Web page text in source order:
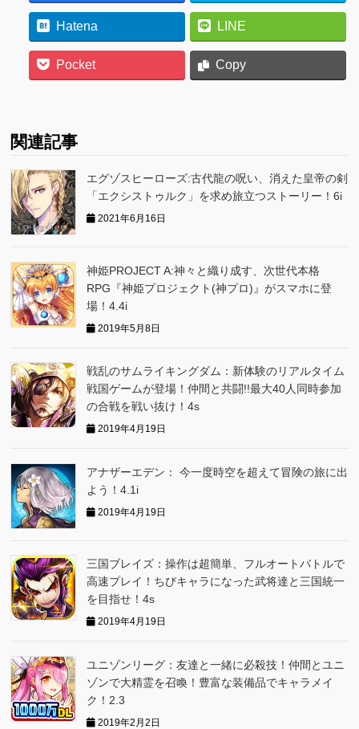
Hatena LINE
Pocket Copy
関連記事
エグゾスヒーローズ:古代龍の呪い、消えた皇帝の剣
「エクシストゥルク」を求め旅立つストーリー！6i
2021年6月16日
神姫PROJECT A:神々と織り成す、次世代本格
RPG『神姫プロジェクト(神プロ)』がスマホに登
場！4.4i
2019年5月8日
戦乱のサムライキングダム：新体験のリアルタイム
戦国ゲームが登場！仲間と共闘!!最大40人同時参加
の合戦を戦い抜け！4s
2019年4月19日
アナザーエデン： 今一度時空を超えて冒険の旅に出
よう！4.1i
2019年4月19日
三国ブレイズ：操作は超簡単、フルオートバトルで
高速プレイ！ちびキャラになった武将達と三国統一
を目指せ！4s
2019年4月19日
ユニゾンリーグ：友達と一緒に必殺技！仲間とユニ
ゾンで大精霊を召喚！豊富な装備品でキャラメイ
ク！2.3
2019年2月2日